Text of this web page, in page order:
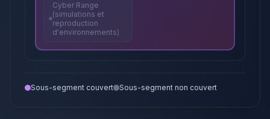
Cyber Range
(simulations et
reproduction
d'environnements)
Sous-segment couvert Sous-segment non couvert